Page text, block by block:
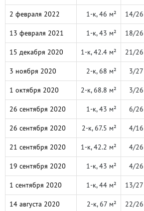
2 февраля 2022 1-к, 46 м² 14/26
13 февраля 2021 1-к, 43 м² 18/26
15 декабря 2020 1-к, 42.4 м² 21/26
3 ноября 2020 2-к, 68 м² 3/27
1 октября 2020 2-к, 68.8 м² 3/26
26 сентября 2020 1-к, 43 м² 6/26
26 сентября 2020 2-к, 67.5 м² 4/16
21 сентября 2020 1-к, 42.2 м² 4/26
19 сентября 2020 1-к, 43 м² 4/26
1 сентября 2020 1-к, 44 м² 13/27
14 августа 2020 2-к, 67 м² 22/26